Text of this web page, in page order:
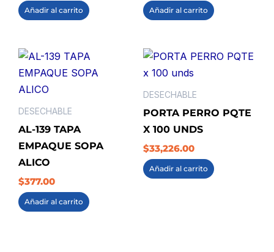
Añadir al carrito Añadir al carrito
DESECHABLE
AL-139 TAPA
EMPAQUE SOPA
ALICO
$377.00
Añadir al carrito
DESECHABLE
PORTA PERRO PQTE
X 100 UNDS
$33,226.00
Añadir al carrito